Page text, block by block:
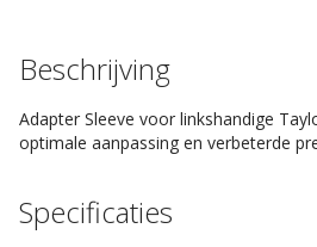
Beschrijving
Adapter Sleeve voor linkshandige
optimale aanpassing en verbeterde
Specificaties